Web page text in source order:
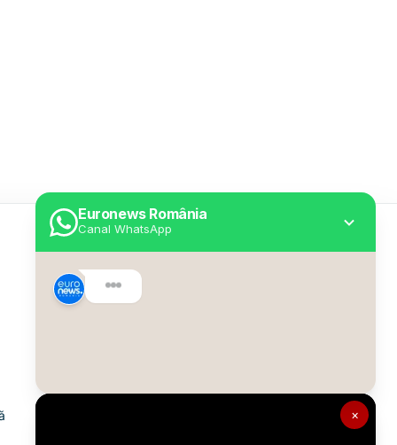
×
Euronews România
Canal WhatsApp
Despre Euronews